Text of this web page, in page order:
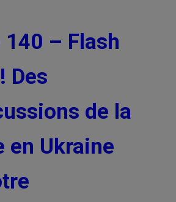
– Flash
Des
de la
en Ukraine